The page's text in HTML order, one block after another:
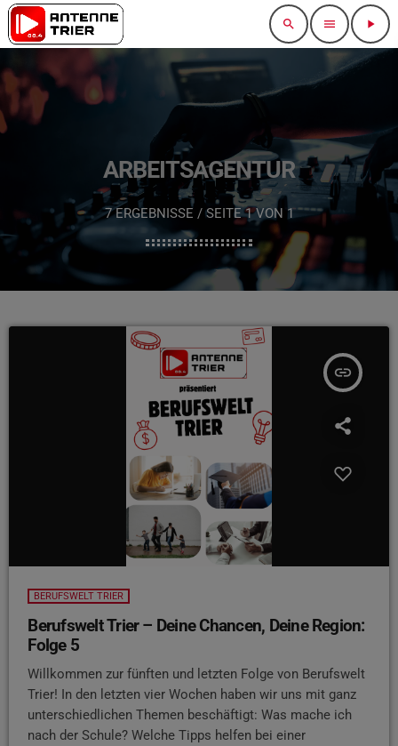
search menu play_arrow
ARBEITSAGENTUR
7 ERGEBNISSE / SEITE 1 VON 1
insert_link
BERUFSWELT TRIER
Berufswelt Trier – Deine Chancen, Deine Region:
Folge 5
Willkommen zur fünften und letzten Folge von Berufswelt
Trier! In den letzten vier Wochen haben wir uns mit ganz
unterschiedlichen Themen beschäftigt: Was mache ich
nach der Schule? Welche Tipps helfen bei einer